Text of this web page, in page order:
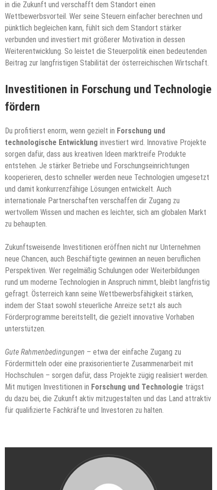
in die Zukunft und verschafft dem Standort einen
Wettbewerbsvorteil. Wer seine Steuern einfacher berechnen und
pünktlich begleichen kann, fühlt sich dem Standort stärker
verbunden und investiert mit größerer Motivation in dessen
Weiterentwicklung. So leistet die Steuerpolitik einen bedeutenden
Beitrag zur langfristigen Stabilität der österreichischen Wirtschaft.
Investitionen in Forschung und Technologie
fördern
Du profitierst enorm, wenn gezielt in Forschung und
technologische Entwicklung investiert wird. Innovative Projekte
sorgen dafür, dass aus kreativen Ideen marktreife Produkte
entstehen. Je stärker Betriebe und Forschungseinrichtungen
kooperieren, desto schneller werden neue Technologien umgesetzt
und damit konkurrenzfähige Lösungen entwickelt. Auch
internationale Partnerschaften verschaffen dir Zugang zu
wertvollem Wissen und machen es leichter, sich am globalen Markt
zu behaupten.
Zukunftsweisende Investitionen eröffnen nicht nur Unternehmen
neue Chancen, auch Beschäftigte gewinnen an neuen beruflichen
Perspektiven. Wer regelmäßig Schulungen oder Weiterbildungen
rund um moderne Technologien in Anspruch nimmt, bleibt langfristig
gefragt. Österreich kann seine Wettbewerbsfähigkeit stärken,
indem der Staat sowohl steuerliche Anreize setzt als auch
Förderprogramme bereitstellt, die gezielt innovative Vorhaben
unterstützen.
Gute Rahmenbedingungen – etwa der einfache Zugang zu
Fördermitteln oder eine praxisorientierte Zusammenarbeit mit
Hochschulen – sorgen dafür, dass Projekte zügig realisiert werden.
Mit mutigen Investitionen in Forschung und Technologie trägst
du dazu bei, die Zukunft aktiv mitzugestalten und das Land attraktiv
für qualifizierte Fachkräfte und Investoren zu halten.